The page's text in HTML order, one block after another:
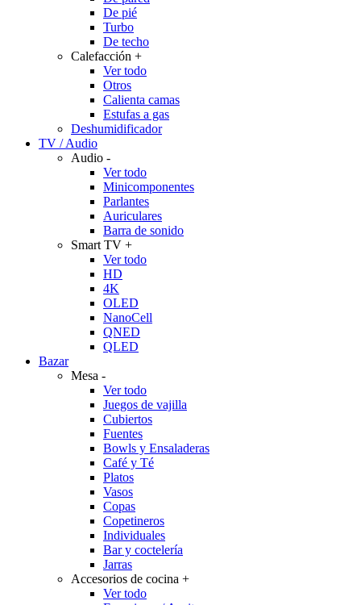
De pié
Turbo
De techo
Calefacción +
Ver todo
Otros
Calienta camas
Estufas a gas
Deshumidificador
TV / Audio
Audio -
Ver todo
Minicomponentes
Parlantes
Auriculares
Barra de sonido
Smart TV +
Ver todo
HD
4K
OLED
NanoCell
QNED
QLED
Bazar
Mesa -
Ver todo
Juegos de vajilla
Cubiertos
Fuentes
Bowls y Ensaladeras
Café y Té
Platos
Vasos
Copas
Copetineros
Individuales
Bar y coctelería
Jarras
Accesorios de cocina +
Ver todo